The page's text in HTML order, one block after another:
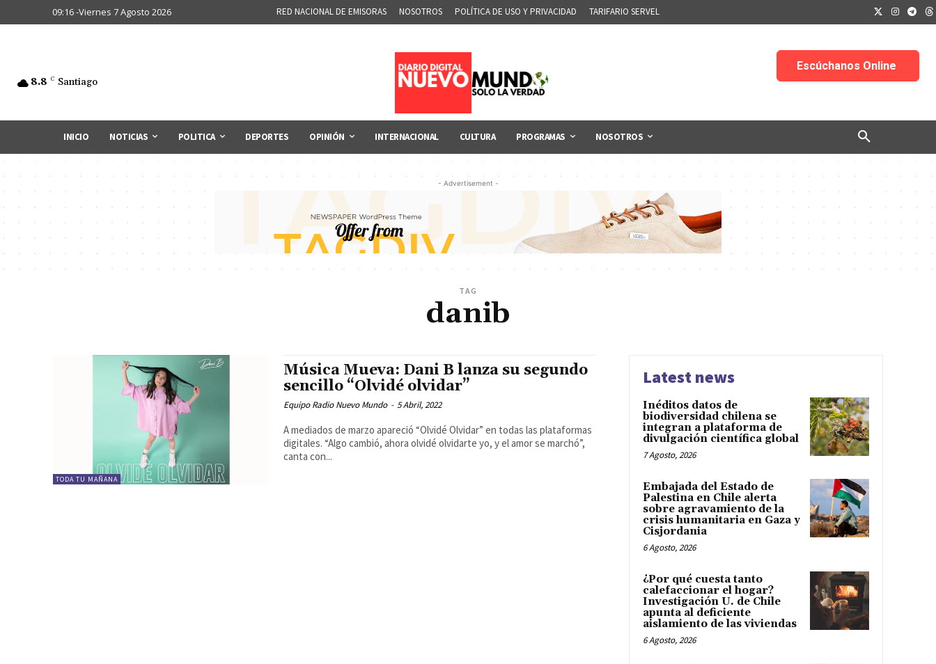
09:16 -Viernes 7 Agosto 2026 RED NACIONAL DE EMISORAS NOSOTROS POLÍTICA DE USO Y PRIVACIDAD TARIFARIO SERVEL
8.8 C Santiago
INICIO NOTICIAS POLITICA DEPORTES OPINIÓN INTERNACIONAL CULTURA PROGRAMAS NOSOTROS
- Advertisement -
TAG
danib
TODA TU MAÑANA
Música Mueva: Dani B lanza su segundo
sencillo “Olvidé olvidar”
Equipo Radio Nuevo Mundo - 5 Abril, 2022
A mediados de marzo apareció “Olvidé Olvidar” en todas las plataformas
digitales. “Algo cambió, ahora olvidé olvidarte yo, y el amor se marchó”,
canta con...
Latest news
Inéditos datos de
biodiversidad chilena se
integran a plataforma de
divulgación científica global
7 Agosto, 2026
Embajada del Estado de
Palestina en Chile alerta
sobre agravamiento de la
crisis humanitaria en Gaza y
Cisjordania
6 Agosto, 2026
¿Por qué cuesta tanto
calefaccionar el hogar?
Investigación U. de Chile
apunta al deficiente
aislamiento de las viviendas
6 Agosto, 2026